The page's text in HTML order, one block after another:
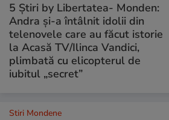
5 Știri by Libertatea- Monden:
Andra și-a întâlnit idolii din
telenovele care au făcut istorie
la Acasă TV/Ilinca Vandici,
plimbată cu elicopterul de
iubitul „secret”
Stiri Mondene